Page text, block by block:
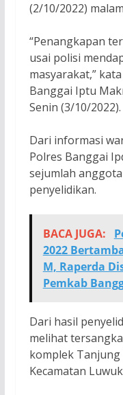
(2/10/2022)
“Penangkapan
usai polisi
masyarakat,”
Banggai Iptu
Senin (3/10/2022).
Dari informasi
Polres Banggai
sejumlah
penyelidikan.
BACA JUGA:
2022
M, Raperda
Pemkab
Dari hasil
melihat
komplek Tanjung
Kecamatan